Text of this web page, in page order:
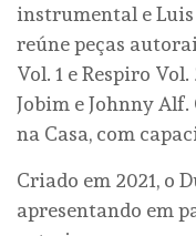
instrumental e Luis
reúne peças
Vol. 1 e Respiro
Jobim e Johnny Alf.
na Casa, com
Criado em 2021, o
apresentando em